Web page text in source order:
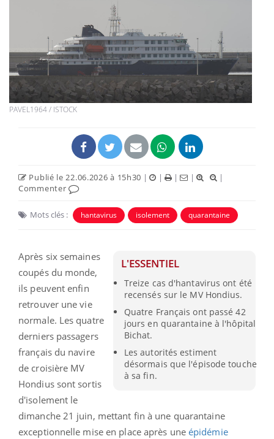
PAVEL1964 / ISTOCK
Publié le 22.06.2026 à 15h30 | | | |
|
Commenter
Mots clés : hantavirus isolement quarantaine
L'ESSENTIEL
Treize cas d'hantavirus ont été
recensés sur le MV Hondius.
Quatre Français ont passé 42
jours en quarantaine à l'hôpital
Bichat.
Les autorités estiment
désormais que l'épisode touche
à sa fin.
Après six semaines
coupés du monde,
ils peuvent enfin
retrouver une vie
normale. Les quatre
derniers passagers
français du navire
de croisière MV
Hondius sont sortis
d'isolement le
dimanche 21 juin, mettant fin à une quarantaine
exceptionnelle mise en place après une épidémie